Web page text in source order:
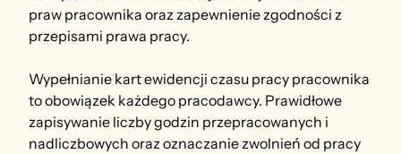
praw pracownika oraz zapewnienie zgodności z
przepisami prawa pracy.
Wypełnianie kart ewidencji czasu pracy pracownika
to obowiązek każdego pracodawcy. Prawidłowe
zapisywanie liczby godzin przepracowanych i
nadliczbowych oraz oznaczanie zwolnień od pracy